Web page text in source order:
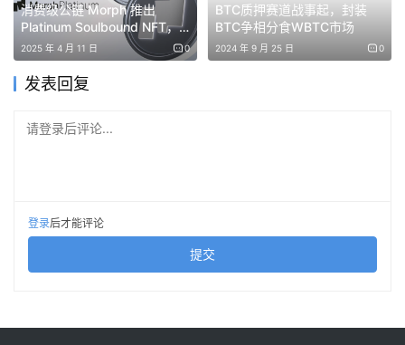
通过上面数据分析不难发现，新能源汽车是一个非常好的代
表用来描述一个新行业的发展情况，那对 Web3 来说，我们
变为大众使用情况。
Crypto 用户达到了 5.62 亿人（相当于全球人口的 6.8%，按
82 亿算），高于 2023 年的 4.2 亿人（刚好超过 5% 占
消费级公链 Morph 推出
Platinum Soulbound NFT，
包含 Morph 代币分配
2025 年 4 月 11 日 0
BTC质押赛道战事起，封装
BTC争相分食WBTC市场
2024 年 9 月 25 日 0
发表回复
请登录后评论...
登录后才能评论
提交